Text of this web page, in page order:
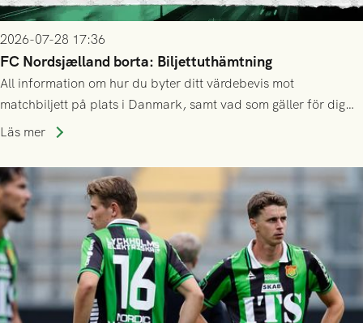
2026-07-28 17:36
FC Nordsjælland borta: Biljettuthämtning
All information om hur du byter ditt värdebevis mot
matchbiljett på plats i Danmark, samt vad som gäller för dig
som står på reservlista eller fått förhinder.
Läs mer